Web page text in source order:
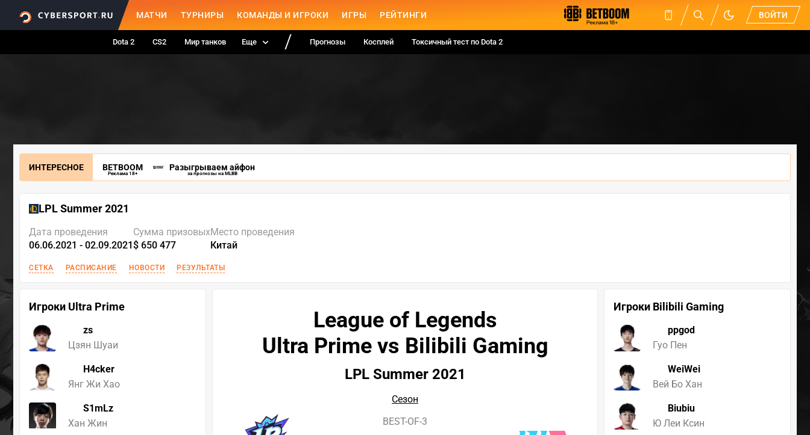
МАТЧИ ТУРНИРЫ КОМАНДЫ И ИГРОКИ ИГРЫ РЕЙТИНГИ ВОЙТИ
Dota 2 CS2 Мир танков Еще Прогнозы Косплей Токсичный тест по Dota 2
ИНТЕРЕСНОЕ BETBOOM
Реклама 18+
Разыгрываем айфон
за прогнозы на MLBB
LPL Summer 2021
Дата проведения
06.06.2021 - 02.09.2021
Сумма призовых
$ 650 477
Место проведения
Китай
СЕТКА РАСПИСАНИЕ НОВОСТИ РЕЗУЛЬТАТЫ
Игроки Ultra Prime
zs
Цзян Шуаи
H4cker
Янг Жи Хао
S1mLz
Хан Жин
Игроки Bilibili Gaming
ppgod
Гуо Пен
WeiWei
Вей Бо Хан
Biubiu
Ю Леи Ксин
League of Legends
Ultra Prime vs Bilibili Gaming
LPL Summer 2021
Сезон
BEST-OF-3